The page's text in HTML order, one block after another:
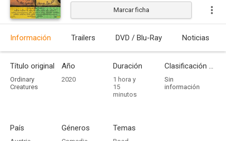
Marcar ficha
Información Trailers DVD / Blu-Ray Noticias
Título original
Ordinary
Creatures
Año
2020
Duración
1 hora y
15
minutos
Clasificación por edades
Sin
información
País Géneros Temas